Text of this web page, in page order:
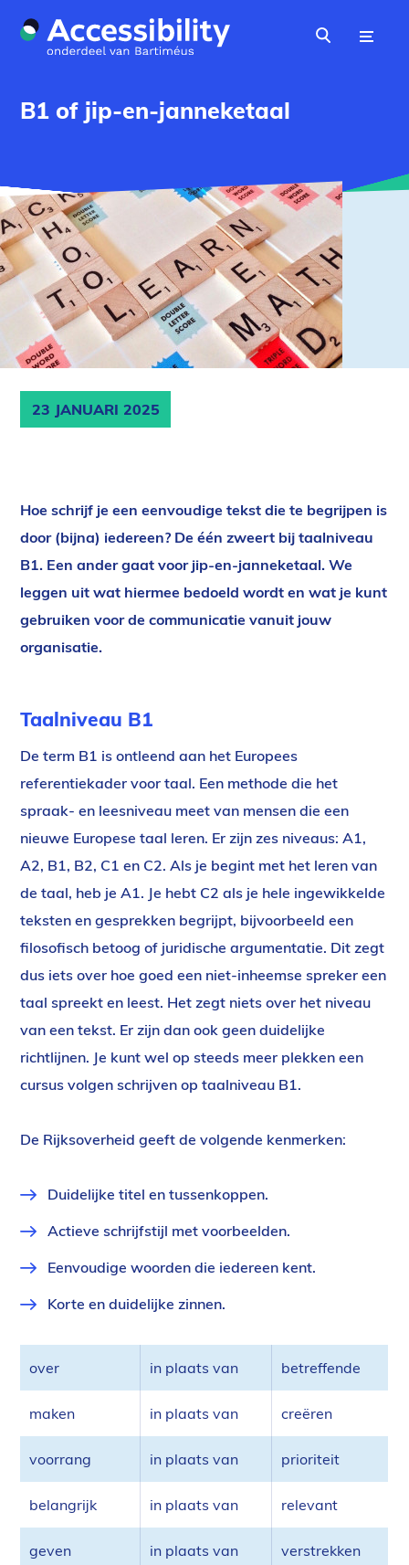
Naar hoofdinhoud
Zoeken
B1 of jip-en-janneketaal
23 JANUARI 2025
Hoe schrijf je een eenvoudige tekst die te begrijpen is
door (bijna) iedereen? De één zweert bij taalniveau
B1. Een ander gaat voor jip-en-janneketaal. We
leggen uit wat hiermee bedoeld wordt en wat je kunt
gebruiken voor de communicatie vanuit jouw
organisatie.
Taalniveau B1
De term B1 is ontleend aan het Europees
referentiekader voor taal. Een methode die het
spraak- en leesniveau meet van mensen die een
nieuwe Europese taal leren. Er zijn zes niveaus: A1,
A2, B1, B2, C1 en C2. Als je begint met het leren van
de taal, heb je A1. Je hebt C2 als je hele ingewikkelde
teksten en gesprekken begrijpt, bijvoorbeeld een
filosofisch betoog of juridische argumentatie. Dit zegt
dus iets over hoe goed een niet-inheemse spreker een
taal spreekt en leest. Het zegt niets over het niveau
van een tekst. Er zijn dan ook geen duidelijke
richtlijnen. Je kunt wel op steeds meer plekken een
cursus volgen schrijven op taalniveau B1.
De Rijksoverheid geeft de volgende kenmerken:
Duidelijke titel en tussenkoppen.
Actieve schrijfstijl met voorbeelden.
Eenvoudige woorden die iedereen kent.
Korte en duidelijke zinnen.
over in plaats van betreffende
maken in plaats van creëren
voorrang in plaats van prioriteit
belangrijk in plaats van relevant
geven in plaats van verstrekken